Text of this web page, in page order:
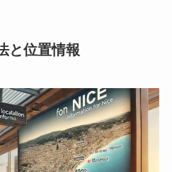
と位置情報